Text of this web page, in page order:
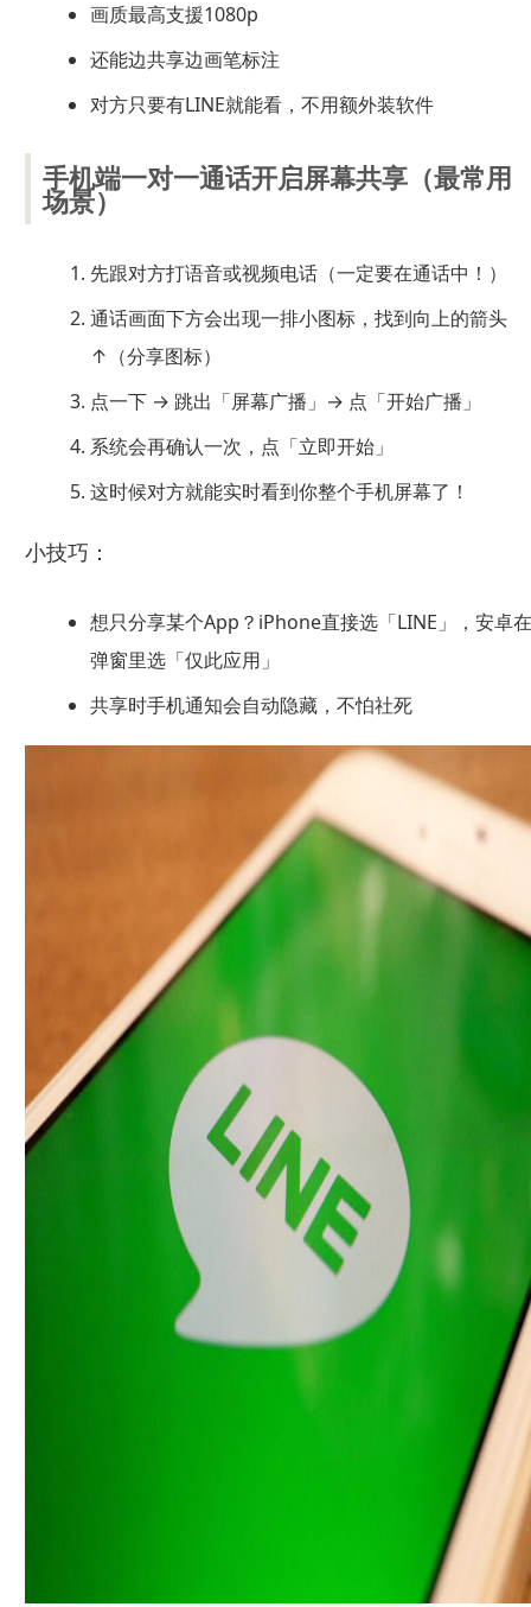
画质最高支援1080p
还能边共享边画笔标注
对方只要有LINE就能看，不用额外装软件
手机端一对一通话开启屏幕共享（最常用
场景）
先跟对方打语音或视频电话（一定要在通话中！）
通话画面下方会出现一排小图标，找到向上的箭头
↑（分享图标）
点一下 → 跳出「屏幕广播」→ 点「开始广播」
系统会再确认一次，点「立即开始」
这时候对方就能实时看到你整个手机屏幕了！
小技巧：
想只分享某个App？iPhone直接选「LINE」，安卓在
弹窗里选「仅此应用」
共享时手机通知会自动隐藏，不怕社死